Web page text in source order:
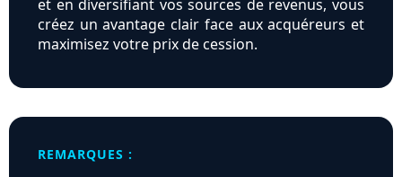
et en diversifiant vos sources de revenus, vous
créez un avantage clair face aux acquéreurs et
maximisez votre prix de cession.
REMARQUES :